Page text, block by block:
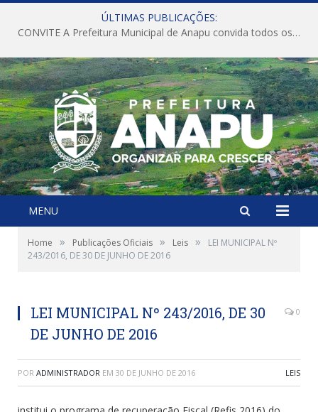
ÚLTIMAS PUBLICAÇÕES:
CONVITE A Prefeitura Municipal de Anapu convida todos os servidores públicos municipais para participarem da Audiência Pública de discussão da Lei de Diretrizes Orçamentárias (LDO), importante instrumento de planejamento das ações e investimentos da Administração Pública para o próximo exercício financeiro.
MENU
Home » Publicações Oficiais » Leis »
LEI MUNICIPAL Nº
243/2016, DE 30 DE JUNHO DE 2016
LEI MUNICIPAL Nº 243/2016, DE 30
DE JUNHO DE 2016
0
POR ADMINISTRADOR EM 30 DE JUNHO DE 2016 LEIS